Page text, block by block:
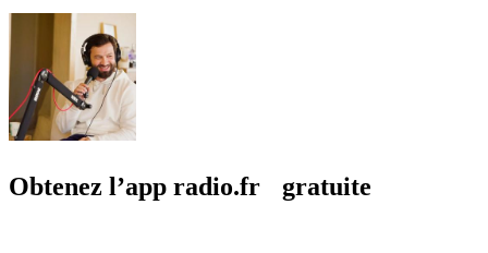
Obtenez l’app radio.fr gratuite